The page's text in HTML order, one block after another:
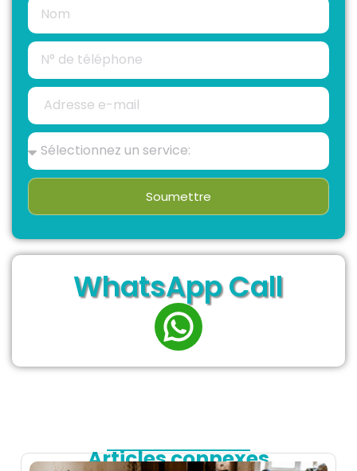
Soumettre
WhatsApp Call
Articles connexes